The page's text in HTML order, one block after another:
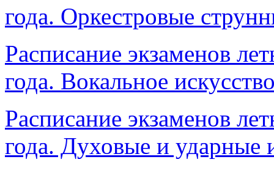
года. Оркестровые
Расписание экзаменов
года. Вокальное
Расписание экзаменов
года. Духовые и ударные